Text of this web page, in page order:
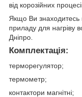
від корозійних
Якщо Ви знаходитесь
приладу для нагріву
Дніпро.
Комплектація:
терморегулятор;
термометр;
контактори магнітні;